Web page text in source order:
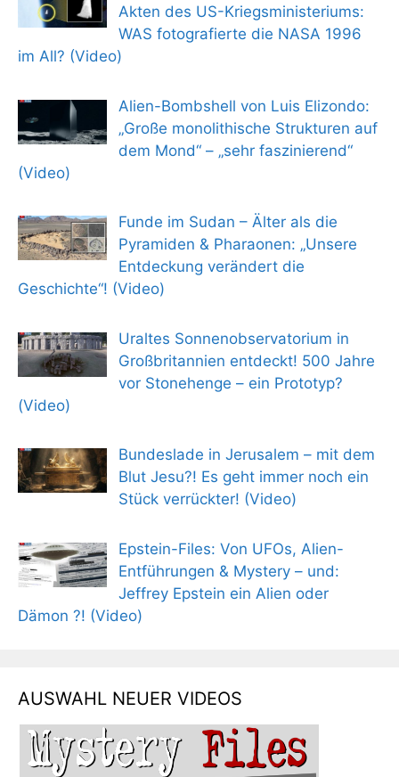
Akten des US-Kriegsministeriums:
WAS fotografierte die NASA 1996
im All? (Video)
Alien-Bombshell von Luis Elizondo:
„Große monolithische Strukturen auf
dem Mond“ – „sehr faszinierend“
(Video)
Funde im Sudan – Älter als die
Pyramiden & Pharaonen: „Unsere
Entdeckung verändert die
Geschichte“! (Video)
Uraltes Sonnenobservatorium in
Großbritannien entdeckt! 500 Jahre
vor Stonehenge – ein Prototyp?
(Video)
Bundeslade in Jerusalem – mit dem
Blut Jesu?! Es geht immer noch ein
Stück verrückter! (Video)
Epstein-Files: Von UFOs, Alien-
Entführungen & Mystery – und:
Jeffrey Epstein ein Alien oder
Dämon ?! (Video)
AUSWAHL NEUER VIDEOS